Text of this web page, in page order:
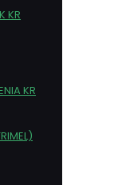
KR
KR